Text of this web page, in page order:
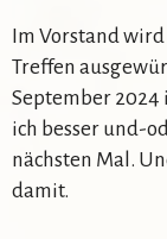
Im Vorstand
Treffen
September 2024
ich besser und-
nächsten Mal.
damit.